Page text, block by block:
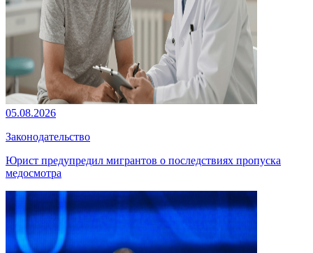
05.08.2026
Законодательство
Юрист предупредил мигрантов о последствиях пропуска
медосмотра